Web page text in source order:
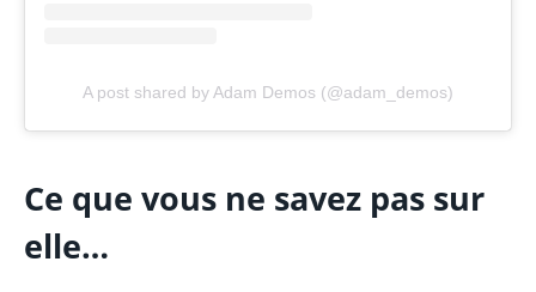
A post shared by Adam Demos (@adam_demos)
Ce que vous ne savez pas sur
elle…